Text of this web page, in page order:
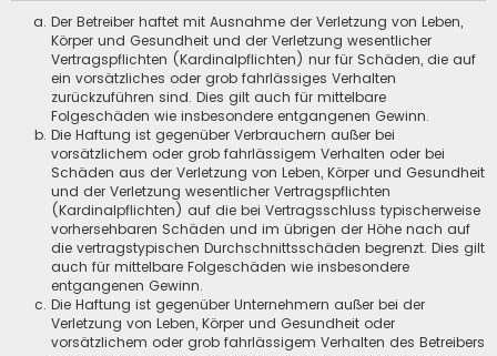
Der Betreiber haftet mit Ausnahme der Verletzung von Leben,
Körper und Gesundheit und der Verletzung wesentlicher
Vertragspflichten (Kardinalpflichten) nur für Schäden, die auf
ein vorsätzliches oder grob fahrlässiges Verhalten
zurückzuführen sind. Dies gilt auch für mittelbare
Folgeschäden wie insbesondere entgangenen Gewinn.
Die Haftung ist gegenüber Verbrauchern außer bei
vorsätzlichem oder grob fahrlässigem Verhalten oder bei
Schäden aus der Verletzung von Leben, Körper und Gesundheit
und der Verletzung wesentlicher Vertragspflichten
(Kardinalpflichten) auf die bei Vertragsschluss typischerweise
vorhersehbaren Schäden und im übrigen der Höhe nach auf
die vertragstypischen Durchschnittsschäden begrenzt. Dies gilt
auch für mittelbare Folgeschäden wie insbesondere
entgangenen Gewinn.
Die Haftung ist gegenüber Unternehmern außer bei der
Verletzung von Leben, Körper und Gesundheit oder
vorsätzlichem oder grob fahrlässigem Verhalten des Betreibers